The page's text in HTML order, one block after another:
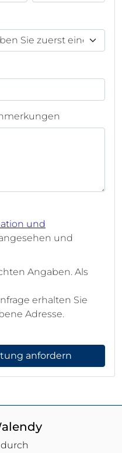
und
und
Angaben. Als
erhalten Sie
Adresse.
anfordern